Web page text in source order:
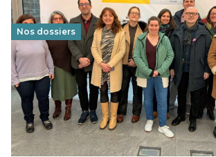
Nos dossiers
Éducation au vivre-ensemble : un
franco-espagnol pour changer
29 juin 2026-National
Cette année, l'UNSA Éducation a mené
soutenu par l'union Européenne et centré
au vivre-ensemble : quelles différences